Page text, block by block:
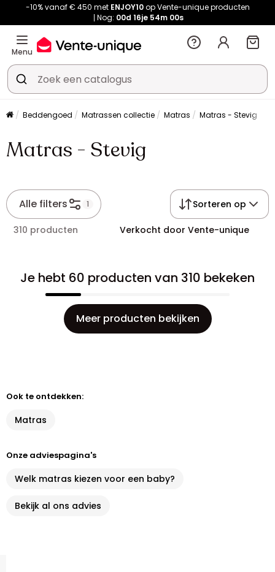
-10% vanaf € 450 met ENJOY10op Vente-unique producten
Nog: 00d 16je 53m 59s
Menu
Beddengoed Matrassen collectie Matras Matras - Stevig
Matras - Stevig
Alle filters 1 Sorteren op
310 producten Verkocht door Vente-unique
Je hebt 60 producten van 310 bekeken
Meer producten bekijken
Ook te ontdekken:
Matras
Onze adviespagina's
Welk matras kiezen voor een baby?
Bekijk al ons advies